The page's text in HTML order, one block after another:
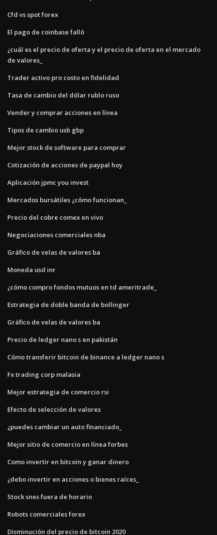
Cfd vs spot forex
El pago de coinbase falló
¿cuál es el precio de oferta y el precio de oferta en el mercado
de valores_
Trader activo pro costo en fidelidad
Tasa de cambio del dólar rublo ruso
Vender y comprar acciones en línea
Tipos de cambio usb gbp
Mejor stock de software para comprar
Cotización de acciones de paypal hoy
Aplicación jpmc you invest
Mercados bursátiles ¿cómo funcionan_
Precio del cobre comex en vivo
Negociaciones comerciales nba
Gráfico de velas de valores ba
Moneda usd inr
¿cómo compro fondos mutuos en td ameritrade_
Estrategia de doble banda de bollinger
Gráfico de velas de valores ba
Precio de ledger nano s en pakistán
Cómo transferir bitcoin de binance a ledger nano s
Fx trading corp malasia
Mejor estrategia de comercio rsi
Efecto de selección de valores
¿puedes cambiar un auto financiado_
Mejor sitio de comercio en línea forbes
Como invertir en bitcoin y ganar dinero
¿debo invertir en acciones o bienes raíces_
Stock snes fuera de horario
Robots comerciales forex
Disminución del precio de bitcoin 2020